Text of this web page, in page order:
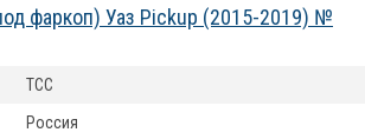
фаркоп) Уаз Pickup (2015-2019) №
ТСС
Россия